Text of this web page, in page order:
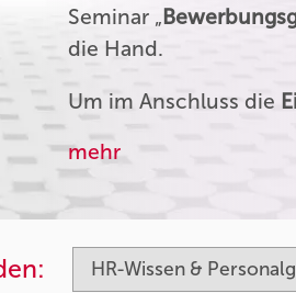
Seminar „
die Hand.
Um im Anschluss die
mehr